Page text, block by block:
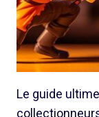
Le guide